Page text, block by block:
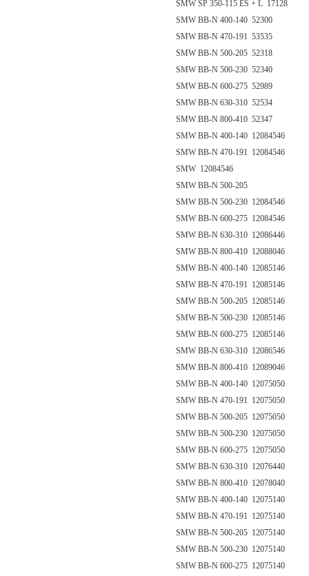
SMW SP 350-115 ES + L 17128
SMW BB-N 400-140 52300
SMW BB-N 470-191 53535
SMW BB-N 500-205 52318
SMW BB-N 500-230 52340
SMW BB-N 600-275 52989
SMW BB-N 630-310 52534
SMW BB-N 800-410 52347
SMW BB-N 400-140 12084546
SMW BB-N 470-191 12084546
SMW 12084546
SMW BB-N 500-205
SMW BB-N 500-230 12084546
SMW BB-N 600-275 12084546
SMW BB-N 630-310 12086446
SMW BB-N 800-410 12088046
SMW BB-N 400-140 12085146
SMW BB-N 470-191 12085146
SMW BB-N 500-205 12085146
SMW BB-N 500-230 12085146
SMW BB-N 600-275 12085146
SMW BB-N 630-310 12086546
SMW BB-N 800-410 12089046
SMW BB-N 400-140 12075050
SMW BB-N 470-191 12075050
SMW BB-N 500-205 12075050
SMW BB-N 500-230 12075050
SMW BB-N 600-275 12075050
SMW BB-N 630-310 12076440
SMW BB-N 800-410 12078040
SMW BB-N 400-140 12075140
SMW BB-N 470-191 12075140
SMW BB-N 500-205 12075140
SMW BB-N 500-230 12075140
SMW BB-N 600-275 12075140